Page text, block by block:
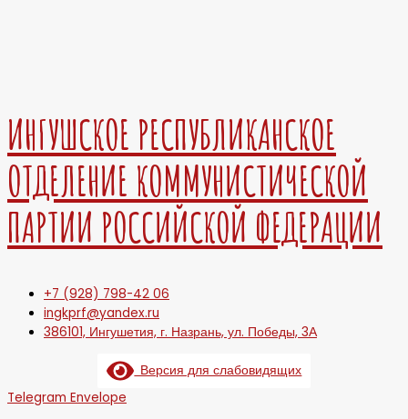
ИНГУШСКОЕ РЕСПУБЛИКАНСКОЕ
ОТДЕЛЕНИЕ КОММУНИСТИЧЕСКОЙ
ПАРТИИ РОССИЙСКОЙ ФЕДЕРАЦИИ
+7 (928) 798-42 06
ingkprf@yandex.ru
386101, Ингушетия, г. Назрань, ул. Победы, 3А
Версия для слабовидящих
Telegram Envelope